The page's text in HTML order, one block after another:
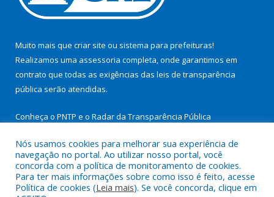
Muito mais que criar site ou sistema para prefeituras!
Realizamos uma assessoria completa, onde garantimos em
contrato que todas as exigências das leis de transparência
pública serão atendidas.
Conheça o PNTP e o Radar da Transparência Pública
Todos os direitos reservados a Prefeitura Municipal de São
Miguel do Guamá.
Nós usamos cookies para melhorar sua experiência de
navegação no portal. Ao utilizar nosso portal, você
concorda com a política de monitoramento de cookies.
Para ter mais informações sobre como isso é feito, acesse
Política de cookies (Leia mais). Se você concorda, clique em